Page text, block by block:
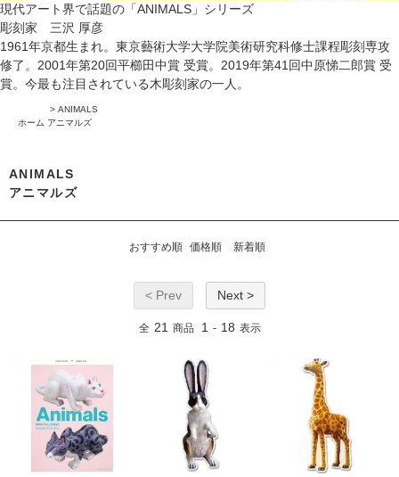
現代アート界で話題の「ANIMALS」シリーズ
彫刻家 三沢 厚彦
1961年京都生まれ。東京藝術大学大学院美術研究科修士課程彫刻専攻
修了。2001年第20回平櫛田中賞 受賞。2019年第41回中原悌二郎賞 受
賞。今最も注目されている木彫刻家の一人。
ホーム
> ANIMALS
アニマルズ
ANIMALS
アニマルズ
おすすめ順 価格順 新着順
< Prev Next >
全 21 商品 1 - 18 表示